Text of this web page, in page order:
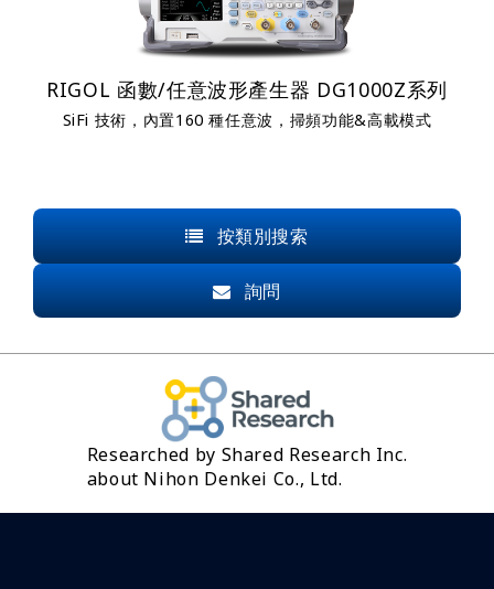
RIGOL 函數/任意波形產生器 DG1000Z系列
SiFi 技術，內置160 種任意波，掃頻功能&高載模式
按類別搜索
詢問
Researched by Shared Research Inc.
about Nihon Denkei Co., Ltd.